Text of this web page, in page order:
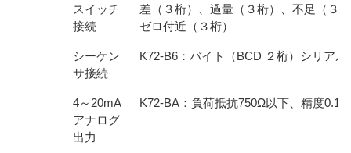
スイッチ
接続
差（３桁）、過量（３桁）、不足（３
ゼロ付近（３桁）
シーケン
サ接続
K72-B6：バイト（BCD ２桁）シリアル
4～20mA
アナログ
出力
K72-BA：負荷抵抗750Ω以下、精度0.1%